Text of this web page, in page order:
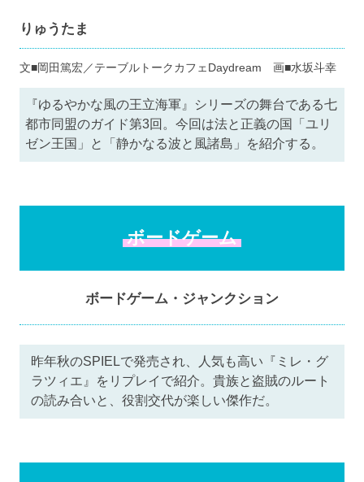
りゅうたま
文■岡田篤宏／テーブルトークカフェDaydream 画■水坂斗幸
『ゆるやかな風の王立海軍』シリーズの舞台である七
都市同盟のガイド第3回。今回は法と正義の国「ユリ
ゼン王国」と「静かなる波と風諸島」を紹介する。
ボードゲーム
ボードゲーム・ジャンクション
昨年秋のSPIELで発売され、人気も高い『ミレ・グ
ラツィエ』をリプレイで紹介。貴族と盗賊のルート
の読み合いと、役割交代が楽しい傑作だ。